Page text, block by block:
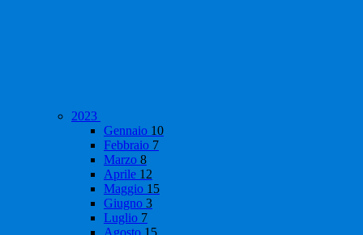
2023
Gennaio 10
Febbraio 7
Marzo 8
Aprile 12
Maggio 15
Giugno 3
Luglio 7